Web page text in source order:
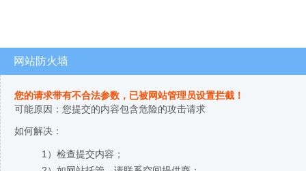
网站防火墙
您的请求带有不合法参数，已被网站管理员设置拦截！
可能原因：您提交的内容包含危险的攻击请求
如何解决：
1）检查提交内容；